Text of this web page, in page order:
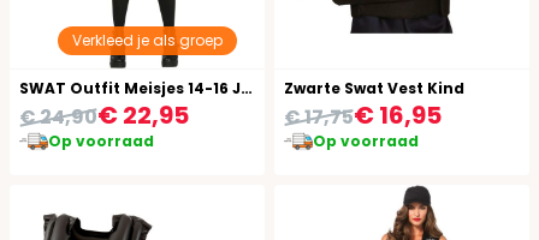
Verkleed je als groep
SWAT Outfit Meisjes 14-16 Jaar
€ 22,95
€ 24,90
Op voorraad
Zwarte Swat Vest Kind
€ 16,95
€ 17,75
Op voorraad